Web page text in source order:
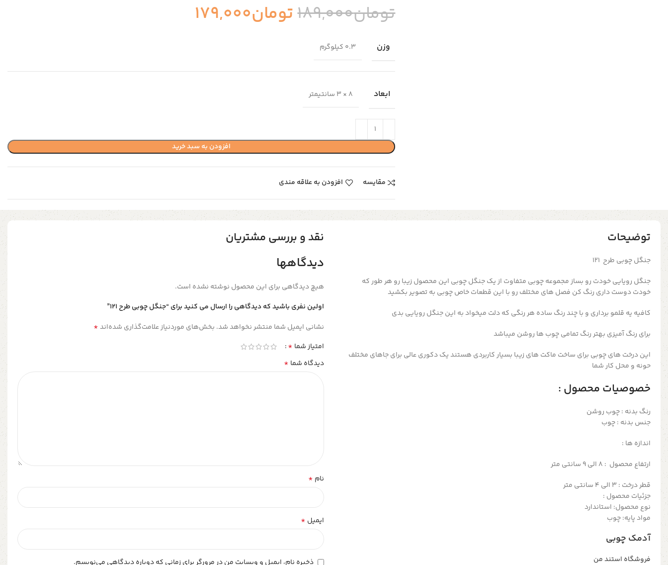
تومان189,000تومان179,000
وزن 0.3 کیلوگرم
ابعاد 8 × 3 سانتیمتر
افزودن به سبد خرید
مقایسه افزودن به علاقه مندی
توضیحات
جنگل چوبی طرح 121
جنگل رویایی خودت رو بساز مجموعه چوبی متفاوت از یک جنگل چوبی این محصول زیبا رو هر طور که
خودت دوست داری رنگ کن فصل های مختلف رو با این قطعات خاص چوبی به تصویر بکشید
کافیه یه قلمو برداری و با چند رنگ ساده هر رنگی که دلت میخواد به این جنگل رویایی بدی
برای رنگ آمیزی بهتر رنگ تمامی چوب ها روشن میباشد
این درخت های چوبی برای ساخت ماکت های زیبا بسیار کاربردی هستند یک دکوری عالی برای جاهای مختلف
حونه و محل کار شما
خصوصیات محصول :
رنگ بدنه : چوب روشن
جنس بدنه : چوب
اندازه ها :
ارتفاع محصول : 8 الی 9 سانتی متر
قطر درخت : 3 الی 4 سانتی متر
جزئیات محصول :
نوع محصول: استاندارد
مواد پایه: چوب
آدمک چوبی
فروشگاه استند من
نقد و بررسی مشتریان
دیدگاهها
هیچ دیدگاهی برای این محصول نوشته نشده است.
اولین نفری باشید که دیدگاهی را ارسال می کنید برای “جنگل چوبی طرح 121”
نشانی ایمیل شما منتشر نخواهد شد. بخش‌های موردنیاز علامت‌گذاری شده‌اند*
امتیاز شما *
دیدگاه شما *
نام *
ایمیل *
ذخیره نام، ایمیل و وبسایت من در مرورگر برای زمانی که دوباره دیدگاهی می‌نویسم.